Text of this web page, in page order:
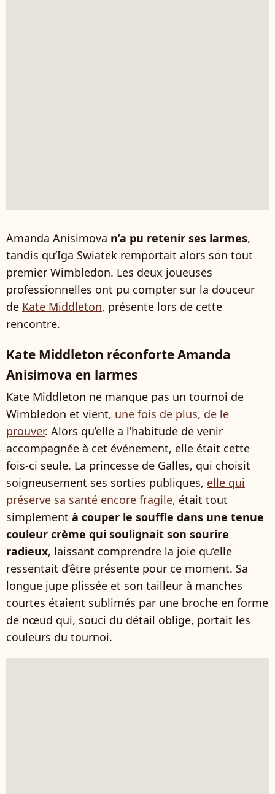
Amanda Anisimova n’a pu retenir ses larmes,
tandis qu’Iga Swiatek remportait alors son tout
premier Wimbledon. Les deux joueuses
professionnelles ont pu compter sur la douceur
de Kate Middleton, présente lors de cette
rencontre.
Kate Middleton réconforte Amanda
Anisimova en larmes
Kate Middleton ne manque pas un tournoi de
Wimbledon et vient, une fois de plus, de le
prouver. Alors qu’elle a l’habitude de venir
accompagnée à cet événement, elle était cette
fois-ci seule. La princesse de Galles, qui choisit
soigneusement ses sorties publiques, elle qui
préserve sa santé encore fragile, était tout
simplement à couper le souffle dans une tenue
couleur crème qui soulignait son sourire
radieux, laissant comprendre la joie qu’elle
ressentait d’être présente pour ce moment. Sa
longue jupe plissée et son tailleur à manches
courtes étaient sublimés par une broche en forme
de nœud qui, souci du détail oblige, portait les
couleurs du tournoi.